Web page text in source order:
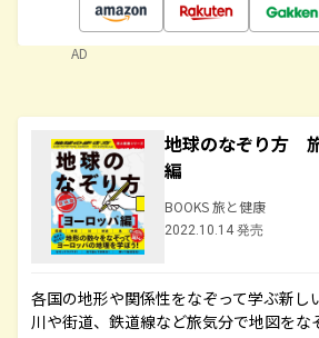
AD
地球のなぞり方
編
BOOKS 旅と健康
2022.10.14 発売
各国の地形や関係性をなぞって学ぶ新し
川や街道、鉄道線など旅気分で地図をな